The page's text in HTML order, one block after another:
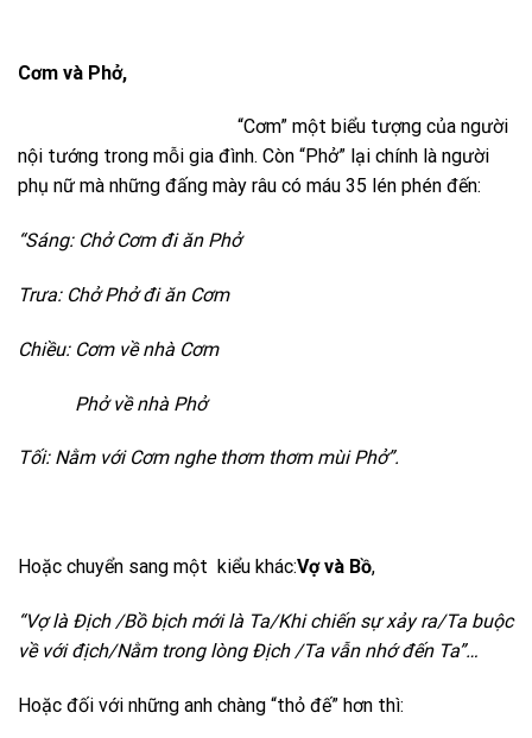
Cơm và Phở,
“Cơm” một biểu tượng của người
nội tướng trong mỗi gia đình. Còn “Phở” lại chính là người
phụ nữ mà những đấng mày râu có máu 35 lén phén đến:
“Sáng: Chở Cơm đi ăn Phở
Trưa: Chở Phở đi ăn Cơm
Chiều: Cơm về nhà Cơm
Phở về nhà Phở
Tối: Nằm với Cơm nghe thơm thơm mùi Phở”.
Hoặc chuyển sang một kiểu khác:Vợ và Bồ,
“Vợ là Địch /Bồ bịch mới là Ta/Khi chiến sự xảy ra/Ta buộc
về với địch/Nằm trong lòng Địch /Ta vẫn nhớ đến Ta”…
Hoặc đối với những anh chàng “thỏ đế” hơn thì: